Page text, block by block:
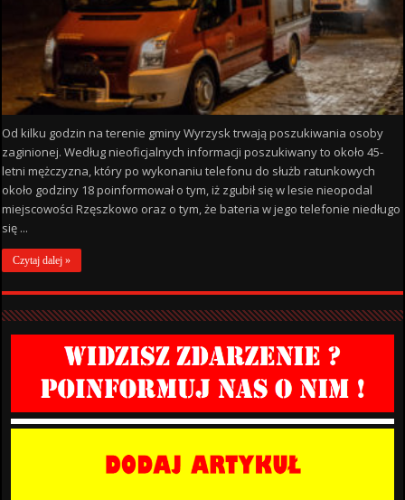
Od kilku godzin na terenie gminy Wyrzysk trwają poszukiwania osoby
zaginionej. Według nieoficjalnych informacji poszukiwany to około 45-
letni mężczyzna, który po wykonaniu telefonu do służb ratunkowych
około godziny 18 poinformował o tym, iż zgubił się w lesie nieopodal
miejscowości Rzęszkowo oraz o tym, że bateria w jego telefonie niedługo
się ...
Czytaj dalej »